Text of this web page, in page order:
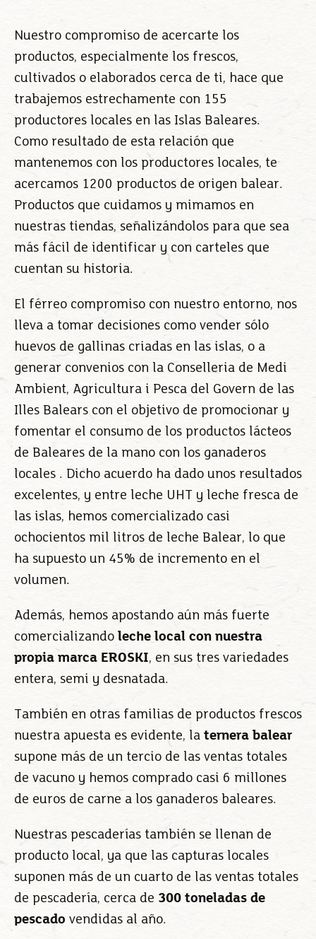
Nuestro compromiso de acercarte los
productos, especialmente los frescos,
cultivados o elaborados cerca de ti, hace que
trabajemos estrechamente con 155
productores locales en las Islas Baleares.
Como resultado de esta relación que
mantenemos con los productores locales, te
acercamos 1200 productos de origen balear.
Productos que cuidamos y mimamos en
nuestras tiendas, señalizándolos para que sea
más fácil de identificar y con carteles que
cuentan su historia.
El férreo compromiso con nuestro entorno, nos
lleva a tomar decisiones como vender sólo
huevos de gallinas criadas en las islas, o a
generar convenios con la Conselleria de Medi
Ambient, Agricultura i Pesca del Govern de las
Illes Balears con el objetivo de promocionar y
fomentar el consumo de los productos lácteos
de Baleares de la mano con los ganaderos
locales . Dicho acuerdo ha dado unos resultados
excelentes, y entre leche UHT y leche fresca de
las islas, hemos comercializado casi
ochocientos mil litros de leche Balear, lo que
ha supuesto un 45% de incremento en el
volumen.
Además, hemos apostando aún más fuerte
comercializando leche local con nuestra
propia marca EROSKI, en sus tres variedades
entera, semi y desnatada.
También en otras familias de productos frescos
nuestra apuesta es evidente, la ternera balear
supone más de un tercio de las ventas totales
de vacuno y hemos comprado casi 6 millones
de euros de carne a los ganaderos baleares.
Nuestras pescaderías también se llenan de
producto local, ya que las capturas locales
suponen más de un cuarto de las ventas totales
de pescadería, cerca de 300 toneladas de
pescado vendidas al año.